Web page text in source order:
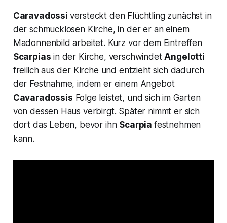
Caravadossi versteckt den Flüchtling zunächst in
der schmucklosen Kirche, in der er an einem
Madonnenbild arbeitet. Kurz vor dem Eintreffen
Scarpias in der Kirche, verschwindetAngelotti
freilich aus der Kirche und entzieht sich dadurch
der Festnahme, indem er einem Angebot
Cavaradossis Folge leistet, und sich im Garten
von dessen Haus verbirgt. Später nimmt er sich
dort das Leben, bevor ihn Scarpia festnehmen
kann.